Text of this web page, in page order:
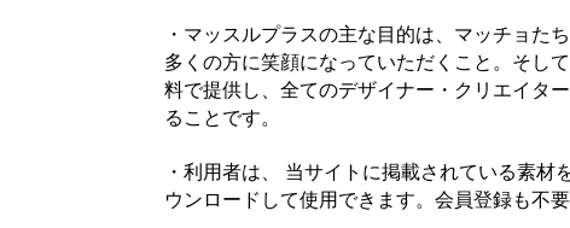
・マッスルプラスの主な目的は、マッチョた
多くの方に笑顔になっていただくこと。そし
料で提供し、全てのデザイナー・クリエイタ
ることです。
・利用者は、 当サイトに掲載されている素材
ウンロードして使用できます。会員登録も不要